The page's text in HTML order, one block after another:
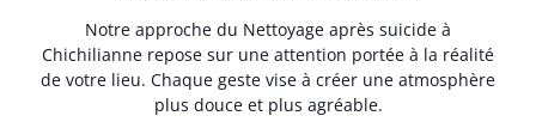
Notre approche du Nettoyage après suicide à
Chichilianne repose sur une attention portée à la réalité
de votre lieu. Chaque geste vise à créer une atmosphère
plus douce et plus agréable.